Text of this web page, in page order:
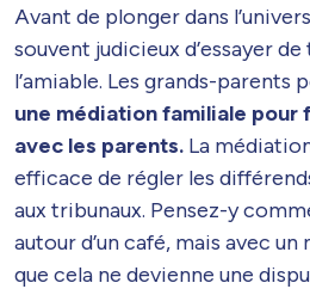
Avant de plonger dans
souvent judicieux d’essayer
l’amiable. Les grands-parents
une médiation familiale pour
avec les parents. La
efficace de régler les
aux tribunaux. Pensez-y
autour d’un café, mais avec
que cela ne devienne une